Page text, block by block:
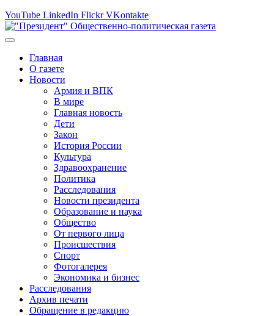
YouTube LinkedIn Flickr VKontakte
Главная
О газете
Новости
Армия и ВПК
В мире
Главная новость
Дети
Закон
История России
Культура
Здравоохранение
Политика
Расследования
Новости президента
Образование и наука
Общество
От первого лица
Происшествия
Спорт
Фотогалерея
Экономика и бизнес
Расследования
Архив печати
Обращение в редакцию